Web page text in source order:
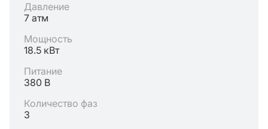
Давление
7 атм
Мощность
18.5 кВт
Питание
380 В
Количество фаз
3